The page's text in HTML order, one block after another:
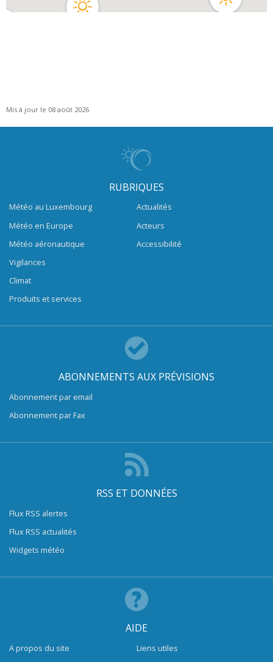
Mis à jour le 08 août 2026
RUBRIQUES
Météo au Luxembourg
Météo en Europe
Météo aéronautique
Vigilances
Climat
Produits et services
Actualités
Acteurs
Accessibilité
ABONNEMENTS AUX PRÉVISIONS
Abonnement par email
Abonnement par Fax
RSS ET DONNÉES
Flux RSS alertes
Flux RSS actualités
Widgets météo
AIDE
A propos du site
Liens utiles